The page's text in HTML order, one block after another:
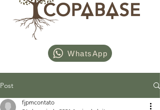
WhatsApp
Post
fjpmcontato